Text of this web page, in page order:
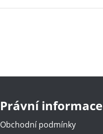
Právní informace
Obchodní podmínky